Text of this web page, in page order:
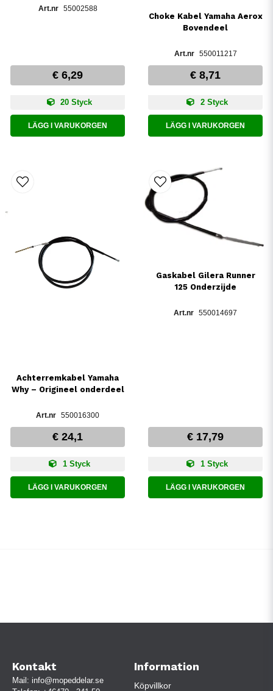
55002588
€ 6,29
20 Styck
LÄGG I VARUKORGEN
Choke Kabel Yamaha Aerox
Bovendeel
550011217
€ 8,71
2 Styck
LÄGG I VARUKORGEN
Achterremkabel Yamaha
Why – Origineel onderdeel
550016300
€ 24,1
1 Styck
LÄGG I VARUKORGEN
Gaskabel Gilera Runner
125 Onderzijde
550014697
€ 17,79
1 Styck
LÄGG I VARUKORGEN
Kontakt
Mail: info@mopeddelar.se
Information
Köpvillkor